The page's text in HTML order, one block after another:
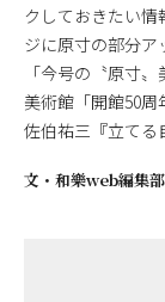
クしておきたい
ジに原寸の部分ア
「今号の〝原寸
美術館「開館50
佐伯祐三『立てる
文・ 和樂web編集部